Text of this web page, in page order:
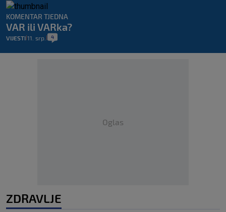
KOMENTAR TJEDNA
VAR ili VARka?
VIJESTI 11. srp. 4
Oglas
ZDRAVLJE